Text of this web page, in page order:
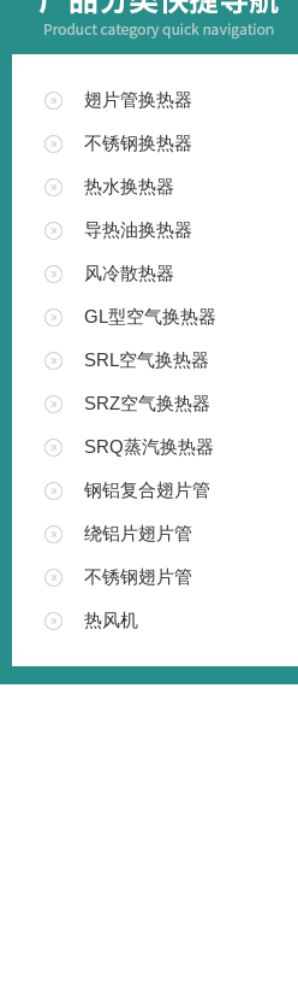
翅片管换热器
不锈钢换热器
热水换热器
导热油换热器
风冷散热器
GL型空气换热器
SRL空气换热器
SRZ空气换热器
SRQ蒸汽换热器
钢铝复合翅片管
绕铝片翅片管
不锈钢翅片管
热风机